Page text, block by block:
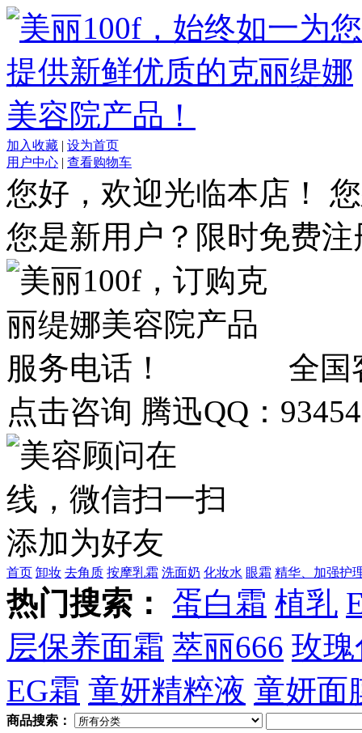
加入收藏 | 设为首页
用户中心 | 查看购物车
您好，欢迎光临本店！
您是新用户？限时免费注
全国
点击咨询 腾迅QQ：
首页 卸妆 去角质 按摩乳霜 洗面奶 化妆水 眼霜 精华、加强护
热门搜索： 蛋白霜 植乳
层保养面霜 萃丽666 玫
EG霜 童妍精粹液 童妍面
商品搜索：